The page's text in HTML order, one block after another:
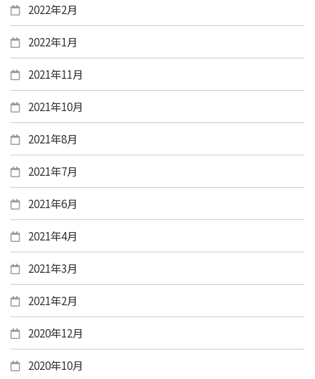
2022年2月
2022年1月
2021年11月
2021年10月
2021年8月
2021年7月
2021年6月
2021年4月
2021年3月
2021年2月
2020年12月
2020年10月